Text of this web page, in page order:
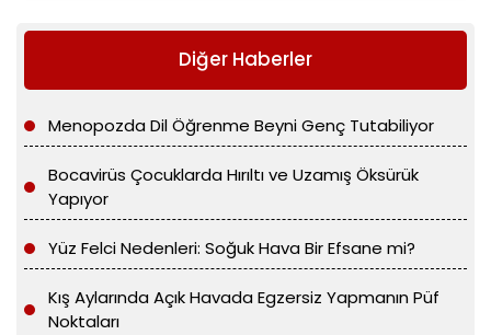
Diğer Haberler
Menopozda Dil Öğrenme Beyni Genç Tutabiliyor
Bocavirüs Çocuklarda Hırıltı ve Uzamış Öksürük
Yapıyor
Yüz Felci Nedenleri: Soğuk Hava Bir Efsane mi?
Kış Aylarında Açık Havada Egzersiz Yapmanın Püf
Noktaları